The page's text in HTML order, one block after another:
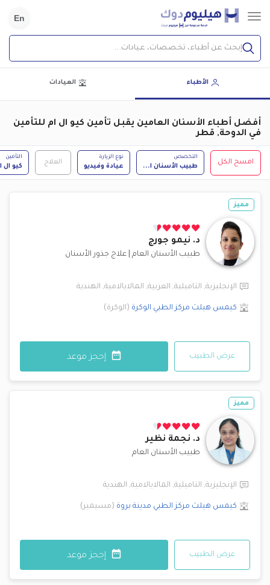
En
إبحث عن أطباء، تخصصات، عيادات...
الأطباء العيادات
أفضل أطباء الأسنان العامين يقبل تأمين كيو ال ام للتأمين
في الدوحة, قطر
امسح الكل
التخصص
طبيب الأسنان ا...
نوع الزيارة
عيادة وفيديو
العلاج
التأمين
كيو ال
مميز
د. نيمو جورج
طبيب الأسنان العام علاج جذور الأسنان
الإنجليزية, التاميلية, العربية, المالايالامية, الهندية
كيمس هيلث مركز الطبي الوكرة (الوكرة)
عرض الطبيب إحجز موعد
مميز
د. نجمة نظير
طبيب الأسنان العام
الإنجليزية, التاميلية, المالايالامية, الهندية
كيمس هيلث مركز الطبي مدينة بروة (مسيمير)
عرض الطبيب إحجز موعد